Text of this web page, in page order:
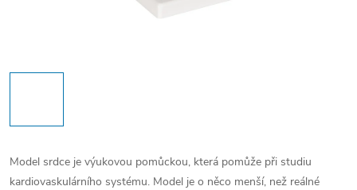
Model srdce je výukovou pomůckou, která pomůže při studiu
kardiovaskulárního systému. Model je o něco menší, než reálné